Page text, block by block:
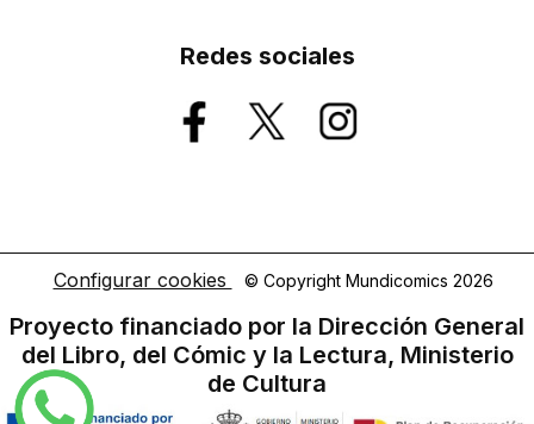
Redes sociales
Configurar cookies © Copyright Mundicomics 2026
Proyecto financiado por la Dirección General
del Libro, del Cómic y la Lectura, Ministerio
de Cultura